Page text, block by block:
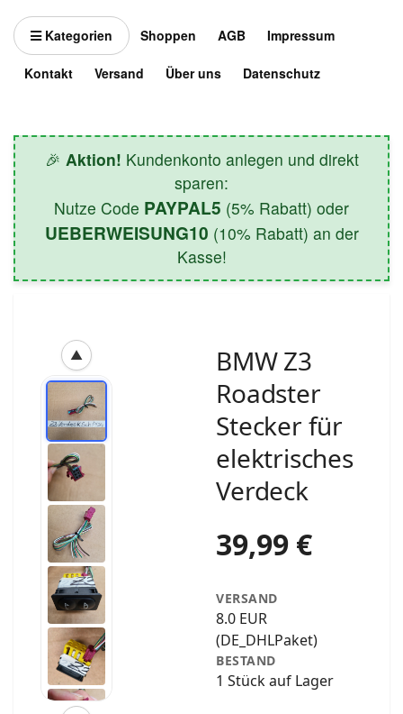
Kategorien Shoppen AGB Impressum
Kontakt Versand Über uns Datenschutz
🎉 Aktion! Kundenkonto anlegen und direkt
sparen:
Nutze Code PAYPAL5 (5% Rabatt) oder
UEBERWEISUNG10 (10% Rabatt) an der
Kasse!
▲
BMW Z3
Roadster
Stecker für
elektrisches
Verdeck
39,99 €
VERSAND
8.0 EUR
(DE_DHLPaket)
BESTAND
1 Stück auf Lager